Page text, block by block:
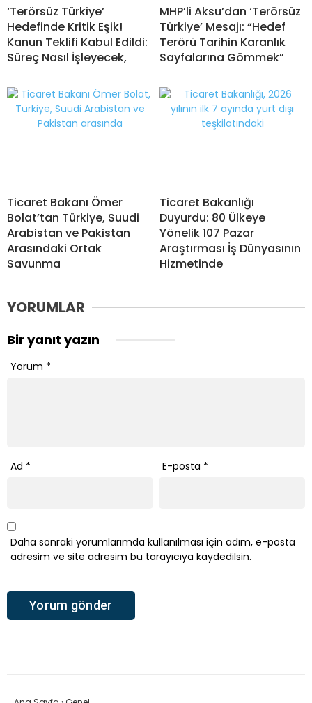
‘Terörsüz Türkiye’
Hedefinde Kritik Eşik!
Kanun Teklifi Kabul Edildi:
Süreç Nasıl İşleyecek,
MHP’li Aksu’dan ‘Terörsüz
Türkiye’ Mesajı: “Hedef
Terörü Tarihin Karanlık
Sayfalarına Gömmek”
Ticaret Bakanı Ömer
Bolat’tan Türkiye, Suudi
Arabistan ve Pakistan
Arasındaki Ortak
Savunma
Ticaret Bakanlığı
Duyurdu: 80 Ülkeye
Yönelik 107 Pazar
Araştırması İş Dünyasının
Hizmetinde
YORUMLAR
Bir yanıt yazın
Yorum *
Ad * E-posta *
Daha sonraki yorumlarımda kullanılması için adım, e-posta
adresim ve site adresim bu tarayıcıya kaydedilsin.